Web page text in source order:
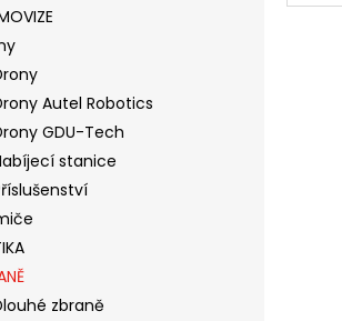
Autel Robotics
GDU-Tech
stanice
zbraně